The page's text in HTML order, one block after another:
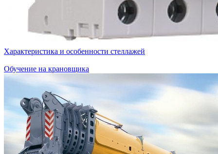
Характеристика и особенности стеллажей
Обучение на крановщика